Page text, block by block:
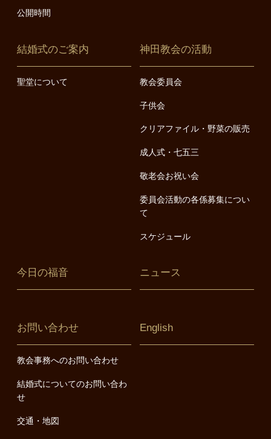
公開時間
結婚式のご案内
聖堂について
神田教会の活動
教会委員会
子供会
クリアファイル・野菜の販売
成人式・七五三
敬老会お祝い会
委員会活動の各係募集につい
て
スケジュール
今日の福音 ニュース
お問い合わせ
教会事務へのお問い合わせ
結婚式についてのお問い合わ
せ
交通・地図
English